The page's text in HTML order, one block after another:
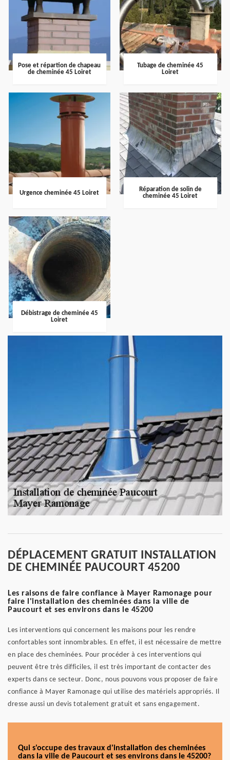
Pose et répartion de chapeau
de cheminée 45 Loiret
Tubage de cheminée 45
Loiret
Urgence cheminée 45 Loiret
Réparation de solin de
cheminée 45 Loiret
Débistrage de cheminée 45
Loiret
DÉPLACEMENT GRATUIT INSTALLATION
DE CHEMINÉE PAUCOURT 45200
Les raisons de faire confiance à Mayer Ramonage pour
faire l'installation des cheminées dans la ville de
Paucourt et ses environs dans le 45200
Les interventions qui concernent les maisons pour les rendre
confortables sont innombrables. En effet, il est nécessaire de mettre
en place des cheminées. Pour procéder à ces interventions qui
peuvent être très difficiles, il est très important de contacter des
experts dans ce secteur. Donc, nous pouvons vous proposer de faire
confiance à Mayer Ramonage qui utilise des matériels appropriés. Il
dresse aussi un devis totalement gratuit et sans engagement.
Qui s'occupe des travaux d'installation des cheminées
dans la ville de Paucourt et ses environs dans le 45200?